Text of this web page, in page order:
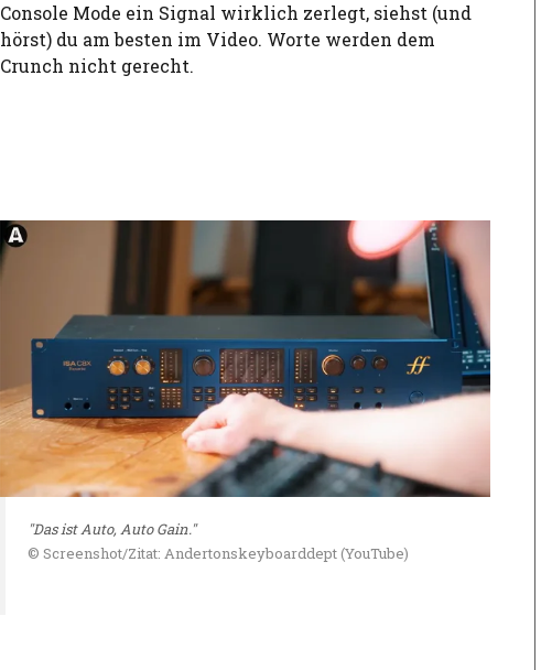
Console Mode ein Signal wirklich zerlegt, siehst (und
hörst) du am besten im Video. Worte werden dem
Crunch nicht gerecht.
"Das ist Auto, Auto Gain."
© Screenshot/Zitat: Andertonskeyboarddept (YouTube)